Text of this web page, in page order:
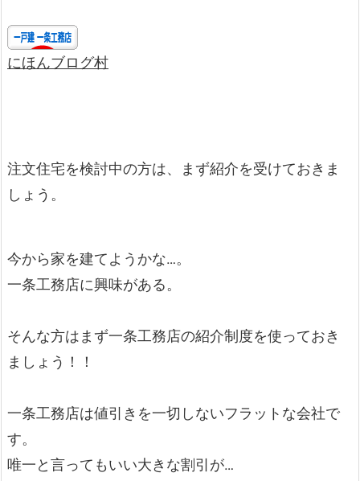
にほんブログ村
注文住宅を検討中の方は、まず紹介を受けておきま
しょう。
今から家を建てようかな…。
一条工務店に興味がある。
そんな方はまず一条工務店の紹介制度を使っておき
ましょう！！
一条工務店は値引きを一切しないフラットな会社で
す。
唯一と言ってもいい大きな割引が…